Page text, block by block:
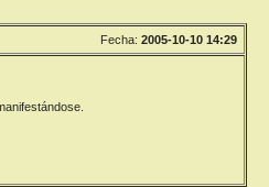
Fecha: 2005-10-10 14:29